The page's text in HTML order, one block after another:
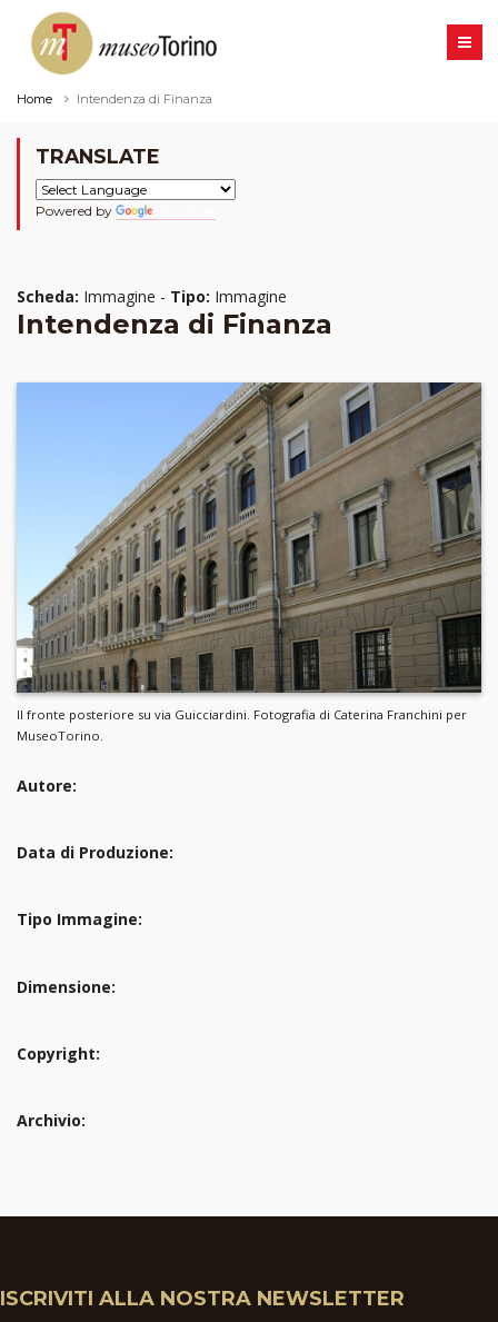
Home Intendenza di Finanza
TRANSLATE
Powered by
Scheda: Immagine - Tipo: Immagine
Intendenza di Finanza
Il fronte posteriore su via Guicciardini. Fotografia di Caterina Franchini per
MuseoTorino.
Autore:
Data di Produzione:
Tipo Immagine:
Dimensione:
Copyright:
Archivio:
ISCRIVITI ALLA NOSTRA NEWSLETTER